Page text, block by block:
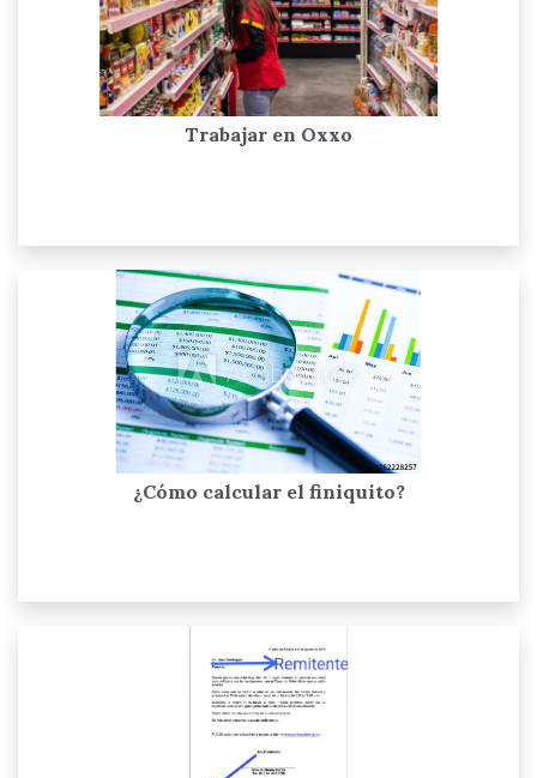
Trabajar en Oxxo
¿Cómo calcular el finiquito?